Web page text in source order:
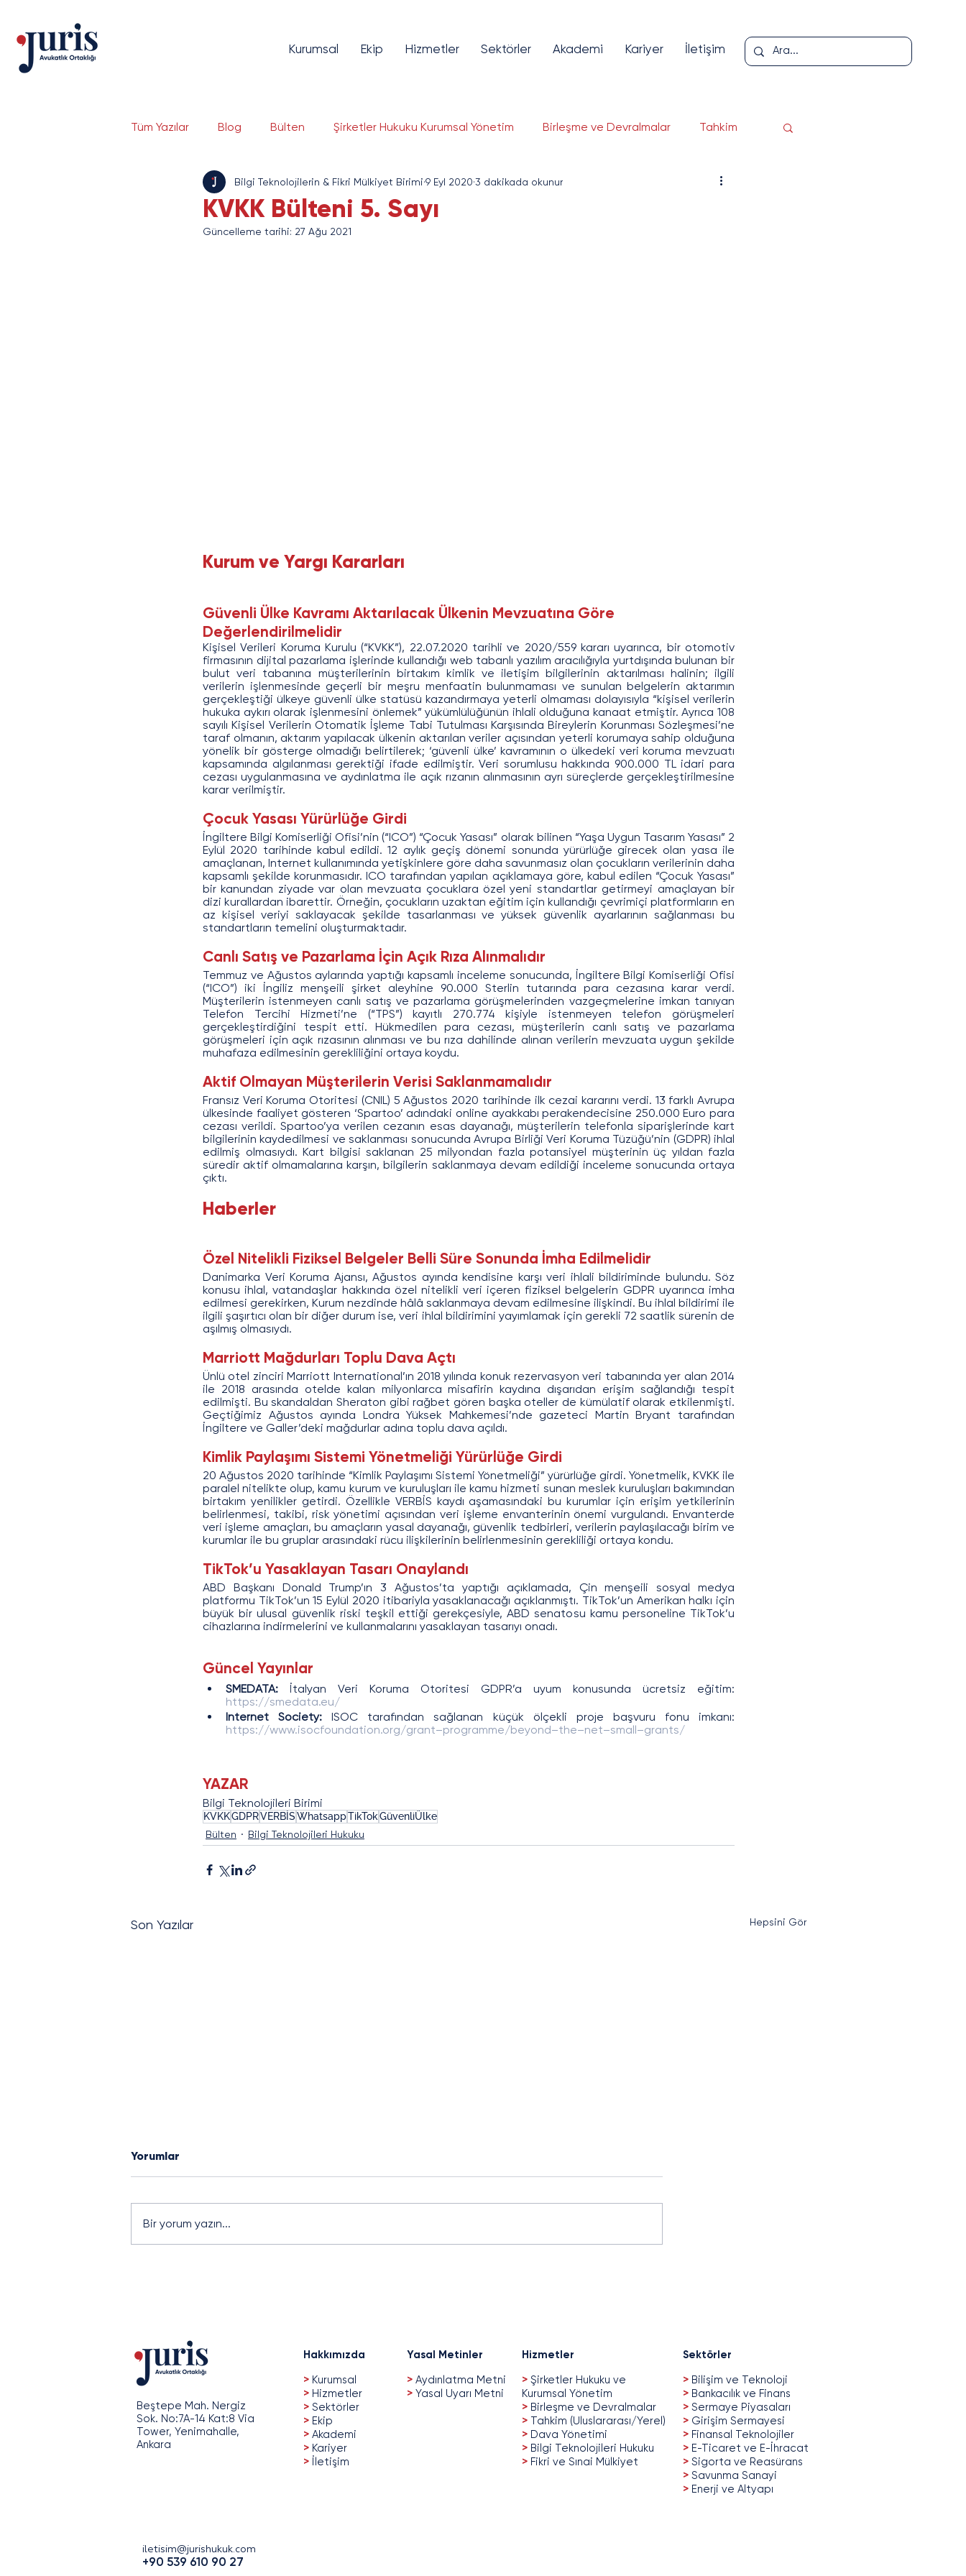
Kurumsal Ekip Hizmetler Sektörler Akademi Kariyer İletişim
Tüm Yazılar Blog Bülten Şirketler Hukuku Kurumsal Yönetim Birleşme ve Devralmalar Tahkim
Dava Yönetimi Bilgi Teknolojileri Hukuku Fikri ve Sınai Mülkiyet
Sermaye Piyasaları
KVKK Bülteni 5. Sayı
Bilgi Teknolojilerin & Fikri Mülkiyet Birimi 9 Eyl 2020 3 dakikada okunur
Güncelleme tarihi: 27 Ağu 2021
Kurum ve Yargı Kararları
Güvenli Ülke Kavramı Aktarılacak Ülkenin Mevzuatına Göre
Değerlendirilmelidir
Kişisel Verileri Koruma Kurulu (“KVKK”), 22.07.2020 tarihli ve 2020/559 kararı uyarınca, bir otomotiv
firmasının dijital pazarlama işlerinde kullandığı web tabanlı yazılım aracılığıyla yurtdışında bulunan bir
bulut veri tabanına müşterilerinin birtakım kimlik ve iletişim bilgilerinin aktarılması halinin; ilgili
verilerin işlenmesinde geçerli bir meşru menfaatin bulunmaması ve sunulan belgelerin aktarımın
gerçekleştiği ülkeye güvenli ülke statüsü kazandırmaya yeterli olmaması dolayısıyla “kişisel verilerin
hukuka aykırı olarak işlenmesini önlemek” yükümlülüğünün ihlali olduğuna kanaat etmiştir. Ayrıca 108
sayılı Kişisel Verilerin Otomatik İşleme Tabi Tutulması Karşısında Bireylerin Korunması Sözleşmesi’ne
taraf olmanın, aktarım yapılacak ülkenin aktarılan veriler açısından yeterli korumaya sahip olduğuna
yönelik bir gösterge olmadığı belirtilerek; ‘güvenli ülke’ kavramının o ülkedeki veri koruma mevzuatı
kapsamında algılanması gerektiği ifade edilmiştir. Veri sorumlusu hakkında 900.000 TL idari para
cezası uygulanmasına ve aydınlatma ile açık rızanın alınmasının ayrı süreçlerde gerçekleştirilmesine
karar verilmiştir.
Çocuk Yasası Yürürlüğe Girdi
İngiltere Bilgi Komiserliği Ofisi’nin (“ICO”) “Çocuk Yasası” olarak bilinen “Yaşa Uygun Tasarım Yasası” 2
Eylül 2020 tarihinde kabul edildi. 12 aylık geçiş dönemi sonunda yürürlüğe girecek olan yasa ile
amaçlanan, Internet kullanımında yetişkinlere göre daha savunmasız olan çocukların verilerinin daha
kapsamlı şekilde korunmasıdır. ICO tarafından yapılan açıklamaya göre, kabul edilen “Çocuk Yasası”
bir kanundan ziyade var olan mevzuata çocuklara özel yeni standartlar getirmeyi amaçlayan bir
dizi kurallardan ibarettir. Örneğin, çocukların uzaktan eğitim için kullandığı çevrimiçi platformların en
az kişisel veriyi saklayacak şekilde tasarlanması ve yüksek güvenlik ayarlarının sağlanması bu
standartların temelini oluşturmaktadır.
Canlı Satış ve Pazarlama İçin Açık Rıza Alınmalıdır
Temmuz ve Ağustos aylarında yaptığı kapsamlı inceleme sonucunda, İngiltere Bilgi Komiserliği Ofisi
(“ICO”) iki İngiliz menşeili şirket aleyhine 90.000 Sterlin tutarında para cezasına karar verdi.
Müşterilerin istenmeyen canlı satış ve pazarlama görüşmelerinden vazgeçmelerine imkan tanıyan
Telefon Tercihi Hizmeti’ne (“TPS”) kayıtlı 270.774 kişiyle istenmeyen telefon görüşmeleri
gerçekleştirdiğini tespit etti. Hükmedilen para cezası, müşterilerin canlı satış ve pazarlama
görüşmeleri için açık rızasının alınması ve bu rıza dahilinde alınan verilerin mevzuata uygun şekilde
muhafaza edilmesinin gerekliliğini ortaya koydu.
Aktif Olmayan Müşterilerin Verisi Saklanmamalıdır
Fransız Veri Koruma Otoritesi (CNIL) 5 Ağustos 2020 tarihinde ilk cezai kararını verdi. 13 farklı Avrupa
ülkesinde faaliyet gösteren ‘Spartoo’ adındaki online ayakkabı perakendecisine 250.000 Euro para
cezası verildi. Spartoo’ya verilen cezanın esas dayanağı, müşterilerin telefonla siparişlerinde kart
bilgilerinin kaydedilmesi ve saklanması sonucunda Avrupa Birliği Veri Koruma Tüzüğü’nin (GDPR) ihlal
edilmiş olmasıydı. Kart bilgisi saklanan 25 milyondan fazla potansiyel müşterinin üç yıldan fazla
süredir aktif olmamalarına karşın, bilgilerin saklanmaya devam edildiği inceleme sonucunda ortaya
çıktı.
Haberler
Özel Nitelikli Fiziksel Belgeler Belli Süre Sonunda İmha Edilmelidir
Danimarka Veri Koruma Ajansı, Ağustos ayında kendisine karşı veri ihlali bildiriminde bulundu. Söz
konusu ihlal, vatandaşlar hakkında özel nitelikli veri içeren fiziksel belgelerin GDPR uyarınca imha
edilmesi gerekirken, Kurum nezdinde hâlâ saklanmaya devam edilmesine ilişkindi. Bu ihlal bildirimi ile
ilgili şaşırtıcı olan bir diğer durum ise, veri ihlal bildirimini yayımlamak için gerekli 72 saatlik sürenin de
aşılmış olmasıydı.
Marriott Mağdurları Toplu Dava Açtı
Ünlü otel zinciri Marriott International’ın 2018 yılında konuk rezervasyon veri tabanında yer alan 2014
ile 2018 arasında otelde kalan milyonlarca misafirin kaydına dışarıdan erişim sağlandığı tespit
edilmişti. Bu skandaldan Sheraton gibi rağbet gören başka oteller de kümülatif olarak etkilenmişti.
Geçtiğimiz Ağustos ayında Londra Yüksek Mahkemesi’nde gazeteci Martin Bryant tarafından
İngiltere ve Galler’deki mağdurlar adına toplu dava açıldı.
Kimlik Paylaşımı Sistemi Yönetmeliği Yürürlüğe Girdi
20 Ağustos 2020 tarihinde “Kimlik Paylaşımı Sistemi Yönetmeliği” yürürlüğe girdi. Yönetmelik, KVKK ile
paralel nitelikte olup, kamu kurum ve kuruluşları ile kamu hizmeti sunan meslek kuruluşları bakımından
birtakım yenilikler getirdi. Özellikle VERBİS kaydı aşamasındaki bu kurumlar için erişim yetkilerinin
belirlenmesi, takibi, risk yönetimi açısından veri işleme envanterinin önemi vurgulandı. Envanterde
veri işleme amaçları, bu amaçların yasal dayanağı, güvenlik tedbirleri, verilerin paylaşılacağı birim ve
kurumlar ile bu gruplar arasındaki rücu ilişkilerinin belirlenmesinin gerekliliği ortaya kondu.
TikTok’u Yasaklayan Tasarı Onaylandı
ABD Başkanı Donald Trump’ın 3 Ağustos’ta yaptığı açıklamada, Çin menşeili sosyal medya
platformu TikTok’un 15 Eylül 2020 itibariyla yasaklanacağı açıklanmıştı. TikTok’un Amerikan halkı için
büyük bir ulusal güvenlik riski teşkil ettiği gerekçesiyle, ABD senatosu kamu personeline TikTok’u
cihazlarına indirmelerini ve kullanmalarını yasaklayan tasarıyı onadı.
Güncel Yayınlar
SMEDATA:
https://smedata.eu/
Internet Society:
https://www.isocfoundation.org/grant–programme/beyond–the–net–small–grants/
YAZAR
Bilgi Teknolojileri Birimi
KVKKGDPRVERBİSWhatsappTikTokGüvenliÜlke
Bülten
Bilgi Teknolojileri Hukuku
Son Yazılar Hepsini Gör
Yorumlar
Bir yorum yazın...
Beştepe Mah. Nergiz
Sok. No:7A-14 Kat:8 Via
Tower, Yenimahalle,
Ankara
Hakkımızda
> Kurumsal
> Hizmetler
> Sektörler
> Ekip
> Akademi
> Kariyer
> İletişim
Yasal Metinler
> Aydınlatma Metni
> Yasal Uyarı Metni
Hizmetler
> Şirketler Hukuku ve
Kurumsal Yönetim
> Birleşme ve Devralmalar
> Tahkim (Uluslararası/Yerel)
> Dava Yönetimi
> Bilgi Teknolojileri Hukuku
> Fikri ve Sınai Mülkiyet
Sektörler
> Bilişim ve Teknoloji
> Bankacılık ve Finans
> Sermaye Piyasaları
> Girişim Sermayesi
> Finansal Teknolojiler
> E-Ticaret ve E-İhracat
> Sigorta ve Reasürans
> Savunma Sanayi
> Enerji ve Altyapı
iletisim@jurishukuk.com
+90 539 610 90 27